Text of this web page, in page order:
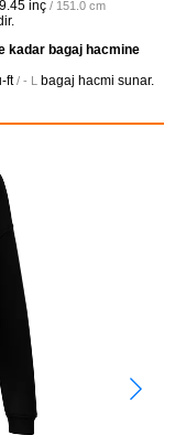
inç / 151.0 cm
kadar bagaj hacmine
ft / - L bagaj hacmi sunar.